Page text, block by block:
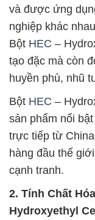
và được ứng
nghiệp khác
Bột HEC –
tạo đặc mà còn
huyền phù, nhũ
Bột HEC –
sản phẩm nổi
trực tiếp từ
hàng đầu thế
cạnh tranh.
2. Tính Chất
Hydroxyethyl